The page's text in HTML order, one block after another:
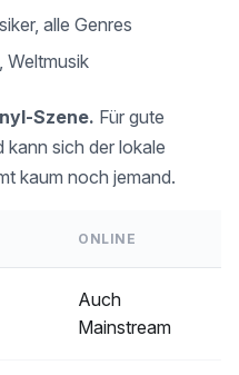
alle Genres
Weltmusik
Szene. Für gute
kann sich der lokale
kaum noch jemand.
ONLINE
Auch
Mainstream